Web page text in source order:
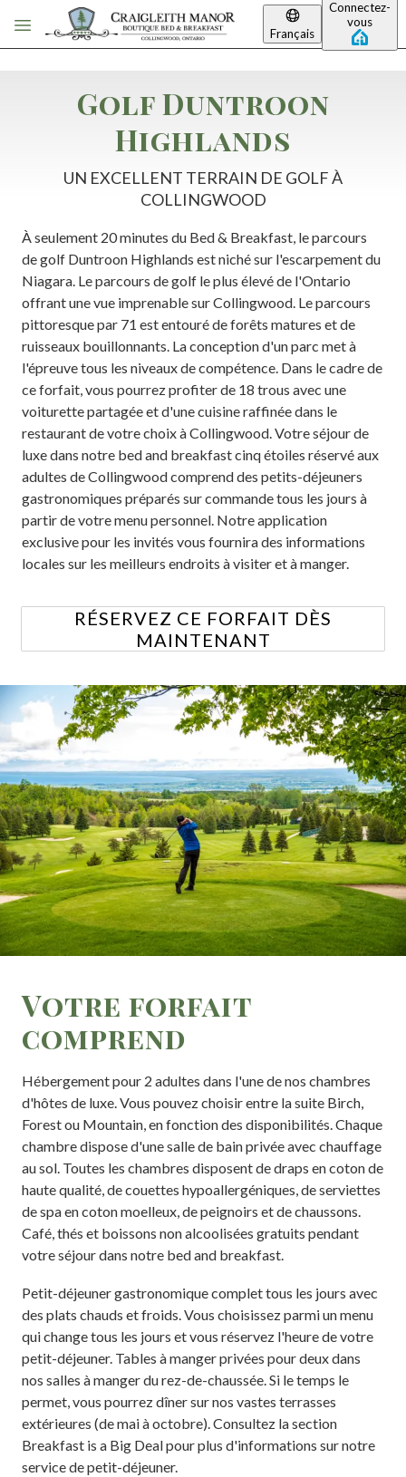
Passer au contenu principal
Français
Connectez-
vous
Golf Duntroon
Highlands
UN EXCELLENT TERRAIN DE GOLF À
COLLINGWOOD
À seulement 20 minutes du Bed & Breakfast, le parcours
de golf Duntroon Highlands est niché sur l'escarpement du
Niagara. Le parcours de golf le plus élevé de l'Ontario
offrant une vue imprenable sur Collingwood. Le parcours
pittoresque par 71 est entouré de forêts matures et de
ruisseaux bouillonnants. La conception d'un parc met à
l'épreuve tous les niveaux de compétence. Dans le cadre de
ce forfait, vous pourrez profiter de 18 trous avec une
voiturette partagée et d'une cuisine raffinée dans le
restaurant de votre choix à Collingwood. Votre séjour de
luxe dans notre bed and breakfast cinq étoiles réservé aux
adultes de Collingwood comprend des petits-déjeuners
gastronomiques préparés sur commande tous les jours à
partir de votre menu personnel. Notre application
exclusive pour les invités vous fournira des informations
locales sur les meilleurs endroits à visiter et à manger.
RÉSERVEZ CE FORFAIT DÈS
MAINTENANT
Votre forfait
comprend
Hébergement pour 2 adultes dans l'une de nos chambres
d'hôtes de luxe. Vous pouvez choisir entre la suite Birch,
Forest ou Mountain, en fonction des disponibilités. Chaque
chambre dispose d'une salle de bain privée avec chauffage
au sol. Toutes les chambres disposent de draps en coton de
haute qualité, de couettes hypoallergéniques, de serviettes
de spa en coton moelleux, de peignoirs et de chaussons.
Café, thés et boissons non alcoolisées gratuits pendant
votre séjour dans notre bed and breakfast.
Petit-déjeuner gastronomique complet tous les jours avec
des plats chauds et froids. Vous choisissez parmi un menu
qui change tous les jours et vous réservez l'heure de votre
petit-déjeuner. Tables à manger privées pour deux dans
nos salles à manger du rez-de-chaussée. Si le temps le
permet, vous pourrez dîner sur nos vastes terrasses
extérieures (de mai à octobre). Consultez la section
Breakfast is a Big Deal pour plus d'informations sur notre
service de petit-déjeuner.